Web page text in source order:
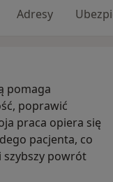
Adresy
pomaga
poprawić
praca opiera się
pacjenta, co
szybszy powrót